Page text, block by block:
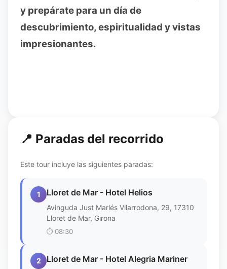
y prepárate para un día de
descubrimiento, espiritualidad y vistas
impresionantes.
📍 Paradas del recorrido
Este tour incluye las siguientes paradas:
1 Lloret de Mar - Hotel Helios
Avinguda Just Marlés Vilarrodona, 29, 17310
Lloret de Mar, Girona
⏱️ 08:30
2 Lloret de Mar - Hotel Alegria Mariner